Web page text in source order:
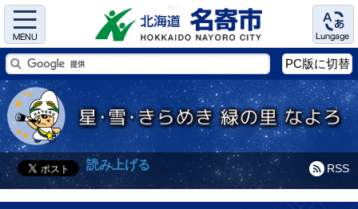
Menu Language
PC版に切替
RSS
読み上げる